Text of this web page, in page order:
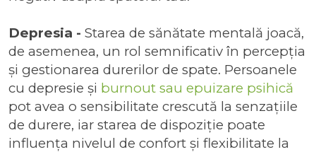
Depresia - Starea de sănătate mentală joacă,
de asemenea, un rol semnificativ în percepția
și gestionarea durerilor de spate. Persoanele
cu depresie și burnout sau epuizare psihică
pot avea o sensibilitate crescută la senzațiile
de durere, iar starea de dispoziție poate
influența nivelul de confort și flexibilitate la